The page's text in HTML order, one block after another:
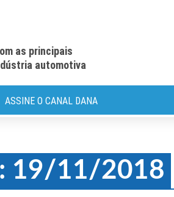
as principais
automotiva
ASSINE O CANAL DANA
19/11/2018